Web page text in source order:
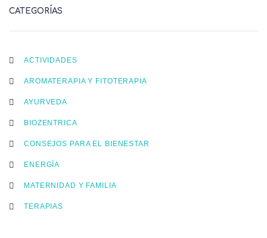
CATEGORÍAS
ACTIVIDADES
AROMATERAPIA Y FITOTERAPIA
AYURVEDA
BIOZENTRICA
CONSEJOS PARA EL BIENESTAR
ENERGÍA
MATERNIDAD Y FAMILIA
TERAPIAS